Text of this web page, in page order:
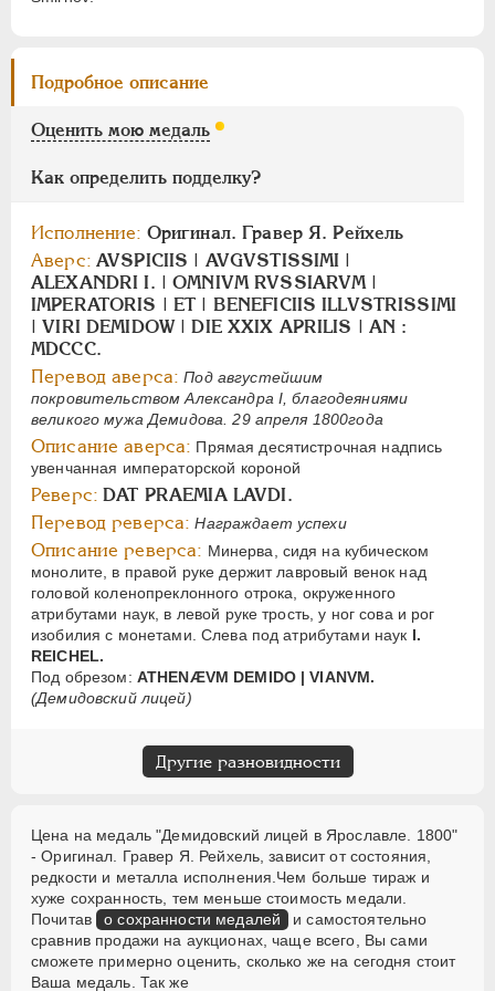
Подробное описание
Оценить мою медаль
Как определить подделку?
Исполнение: Оригинал. Гравер Я. Рейхель
Аверс: AVSPICIIS | AVGVSTISSIMI |
ALEXANDRI I. | OMNIVM RVSSIARVM |
IMPERATORIS | ЕТ | BENEFICIIS ILLVSTRISSIMI
| VIRI DEMIDOW | DIE XXIX APRILIS | AN :
MDCCC.
Перевод аверса: Под августейшим
покровительством Александра I, благодеяниями
великого мужа Демидова. 29 апреля 1800года
Описание аверса: Прямая десятистрочная надпись
увенчанная императорской короной
Реверс: DAT PRAEMIA LAVDI.
Перевод реверса: Награждает успехи
Описание реверса: Минерва, сидя на кубическом
монолите, в правой руке держит лавровый венок над
головой коленопреклонного отрока, окруженного
атрибутами наук, в левой руке трость, у ног сова и рог
изобилия с монетами. Слева под атрибутами наук I.
REICHEL.
Под обрезом: ATHENÆVM DEMIDO | VIANVM.
(Демидовский лицей)
Другие разновидности
Цена на медаль "Демидовский лицей в Ярославле. 1800"
- Оригинал. Гравер Я. Рейхель, зависит от состояния,
редкости и металла исполнения.Чем больше тираж и
хуже сохранность, тем меньше стоимость медали.
Почитав о сохранности медалей
и самостоятельно
сравнив продажи на аукционах, чаще всего, Вы сами
сможете примерно оценить, сколько же на сегодня стоит
Ваша медаль. Так же
Цифры
АЛЕКСАНДР II 1855-1881
АЛЕКСАНДР III 1881-1894
СЕРИИ МЕДАЛЕЙ 1600-1881